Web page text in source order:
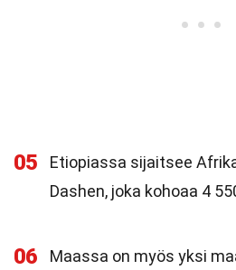
05 Etiopiassa sijaitsee
Dashen, joka kohoaa 4
06
Maassa on myös yksi